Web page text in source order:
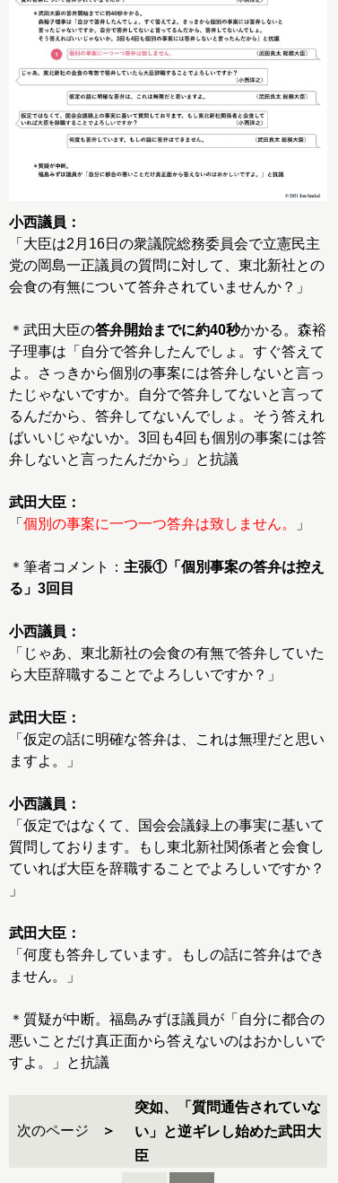
小西議員：
「大臣は2月16日の衆議院総務委員会で立憲民主
党の岡島一正議員の質問に対して、東北新社との
会食の有無について答弁されていませんか？」
＊武田大臣の答弁開始までに約40秒かかる。森裕
子理事は「自分で答弁したんでしょ。すぐ答えて
よ。さっきから個別の事案には答弁しないと言っ
たじゃないですか。自分で答弁してないと言って
るんだから、答弁してないんでしょ。そう答えれ
ばいいじゃないか。3回も4回も個別の事案には答
弁しないと言ったんだから」と抗議
武田大臣：
「 個別の事案に一つ一つ答弁は致しません。 」
＊筆者コメント： 主張①「個別事案の答弁は控え
る」3回目
小西議員：
「じゃあ、東北新社の会食の有無で答弁していた
ら大臣辞職することでよろしいですか？」
武田大臣：
「仮定の話に明確な答弁は、これは無理だと思い
ますよ。」
小西議員：
「仮定ではなくて、国会会議録上の事実に基いて
質問しております。もし東北新社関係者と会食し
ていれば大臣を辞職することでよろしいですか？
」
武田大臣：
「何度も答弁しています。もしの話に答弁はでき
ません。」
＊質疑が中断。福島みずほ議員が「自分に都合の
悪いことだけ真正面から答えないのはおかしいで
すよ。」と抗議
次のページ
突如、「質問通告されていな
い」と逆ギレし始めた武田大
臣